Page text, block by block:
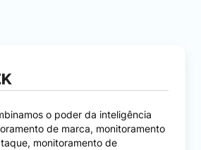
o poder da inteligência
de marca, monitoramento
monitoramento de